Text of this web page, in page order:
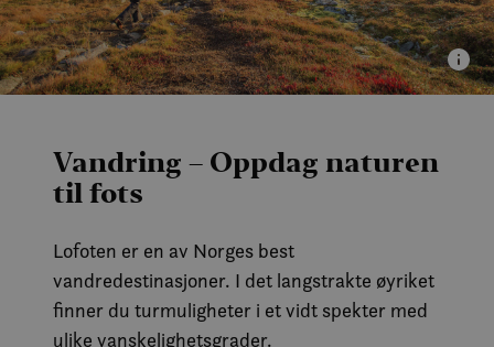
Vandring – Oppdag naturen
til fots
Lofoten er en av Norges best
vandredestinasjoner. I det langstrakte øyriket
finner du turmuligheter i et vidt spekter med
ulike vanskelighetsgrader.